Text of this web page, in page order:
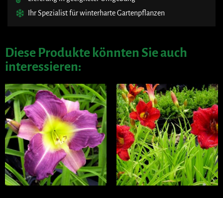
Ihr Spezialist für winterharte Gartenpflanzen
Diese Produkte könnten Sie auch
interessieren: